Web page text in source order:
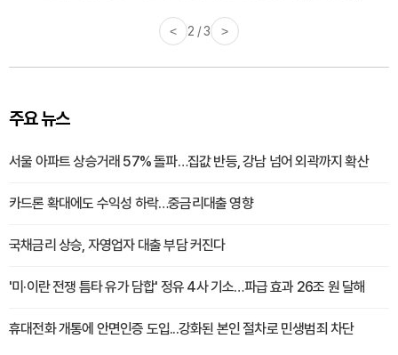
< 3 / 3 >
주요 뉴스
서울 아파트 상승거래 57% 돌파…집값 반등, 강남 넘어 외곽까지 확산
카드론 확대에도 수익성 하락…중금리대출 영향
국채금리 상승, 자영업자 대출 부담 커진다
'미·이란 전쟁 틈타 유가 담합' 정유 4사 기소…파급 효과 26조 원 달해
휴대전화 개통에 안면인증 도입...강화된 본인 절차로 민생범죄 차단